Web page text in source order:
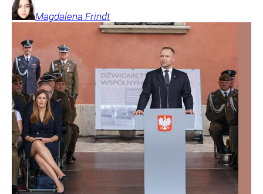
Magdalena Frindt